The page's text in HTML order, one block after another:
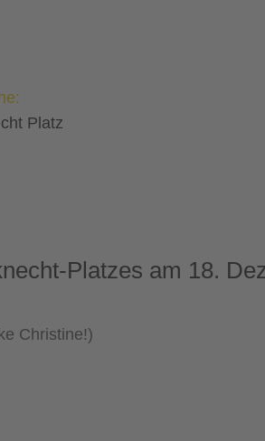
Platz
Platzes am 18.
Christine!)